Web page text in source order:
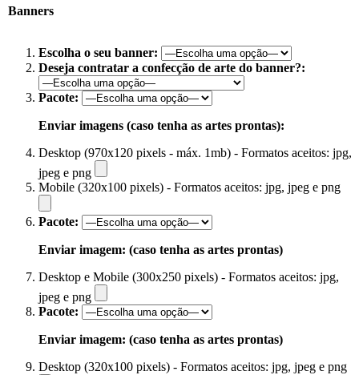
Banners
Escolha o seu banner:
Deseja contratar a confecção de arte do banner?:
Pacote:
Enviar imagens (caso tenha as artes prontas):
Desktop (970x120 pixels - máx. 1mb) - Formatos aceitos: jpg,
jpeg e png
Mobile (320x100 pixels) - Formatos aceitos: jpg, jpeg e png
Pacote:
Enviar imagem: (caso tenha as artes prontas)
Desktop e Mobile (300x250 pixels) - Formatos aceitos: jpg,
jpeg e png
Pacote:
Enviar imagem: (caso tenha as artes prontas)
Desktop (320x100 pixels) - Formatos aceitos: jpg, jpeg e png